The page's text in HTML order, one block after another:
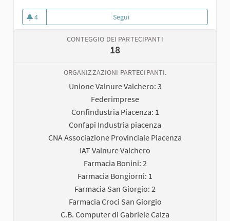
4
4 sostenitori
Segui
CONTEGGIO DEI PARTECIPANTI
18
ORGANIZZAZIONI PARTECIPANTI.
Unione Valnure Valchero: 3
Federimprese
Confindustria Piacenza: 1
Confapi Industria piacenza
CNA Associazione Provinciale Piacenza
IAT Valnure Valchero
Farmacia Bonini: 2
Farmacia Bongiorni: 1
Farmacia San Giorgio: 2
Farmacia Croci San Giorgio
C.B. Computer di Gabriele Calza